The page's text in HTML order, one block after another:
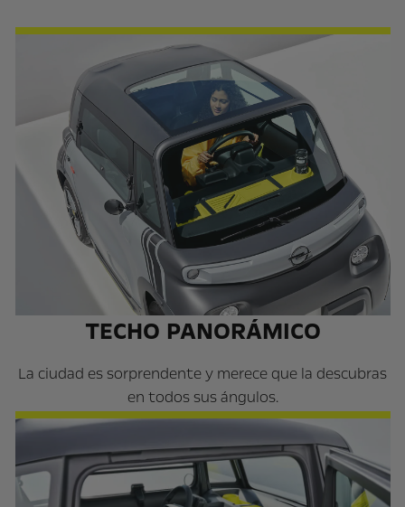
TECHO PANORÁMICO
La ciudad es sorprendente y merece que la descubras
en todos sus ángulos.